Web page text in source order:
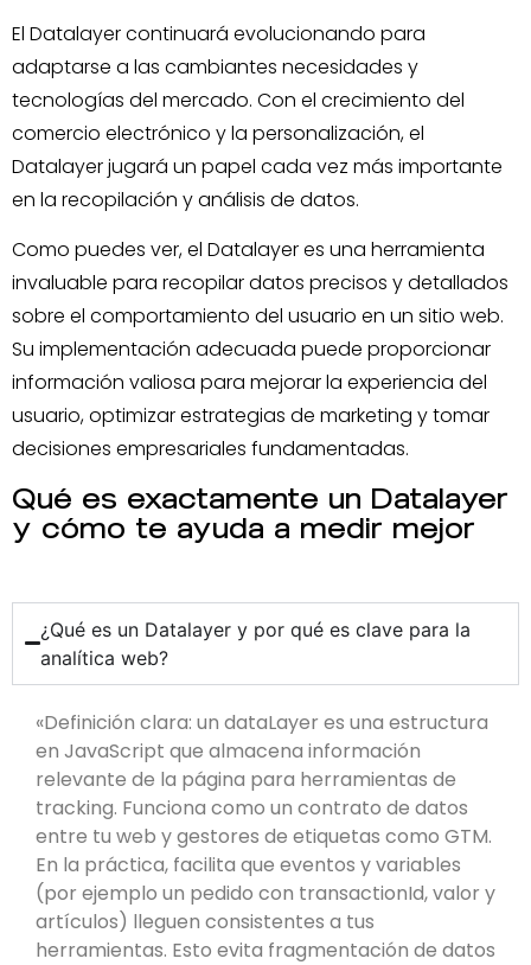
El Datalayer continuará evolucionando para
adaptarse a las cambiantes necesidades y
tecnologías del mercado. Con el crecimiento del
comercio electrónico y la personalización, el
Datalayer jugará un papel cada vez más importante
en la recopilación y análisis de datos.
Como puedes ver, el Datalayer es una herramienta
invaluable para recopilar datos precisos y detallados
sobre el comportamiento del usuario en un sitio web.
Su implementación adecuada puede proporcionar
información valiosa para mejorar la experiencia del
usuario, optimizar estrategias de marketing y tomar
decisiones empresariales fundamentadas.
Qué es exactamente un Datalayer
y cómo te ayuda a medir mejor
¿Qué es un Datalayer y por qué es clave para la
analítica web?
«Definición clara: un dataLayer es una estructura
en JavaScript que almacena información
relevante de la página para herramientas de
tracking. Funciona como un contrato de datos
entre tu web y gestores de etiquetas como GTM.
En la práctica, facilita que eventos y variables
(por ejemplo un pedido con transactionId, valor y
artículos) lleguen consistentes a tus
herramientas. Esto evita fragmentación de datos